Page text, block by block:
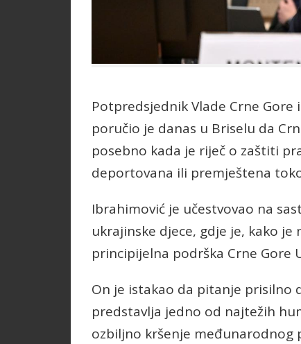
Potpredsjednik Vlade Crne
poručio je danas u Briselu da
posebno kada je riječ o zaštiti
deportovana ili premještena
Ibrahimović je učestvovao na
ukrajinske djece, gdje je, kako
principijelna podrška Crne Gore
On je istakao da pitanje prisilno
predstavlja jedno od najtežih
ozbiljno kršenje međunarodnog